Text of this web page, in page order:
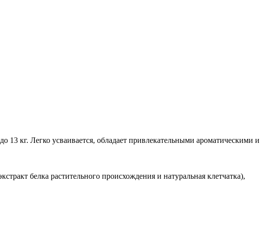
кг. Легко усваивается, обладает привлекательными ароматическими и
белка растительного происхождения и натуральная клетчатка),